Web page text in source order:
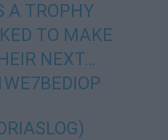
A TROPHY
TO MAKE
NEXT…